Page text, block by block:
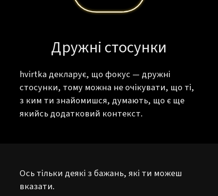
Дружні стосунки
hvirtka декларує, що фокус — дружні
стосунки, тому можна не очікувати, що ті,
з ким ти знайомишся, думають, що є ще
якийсь додатковий контекст.
Ось тільки деякі з бажань, які ти можеш
вказати.